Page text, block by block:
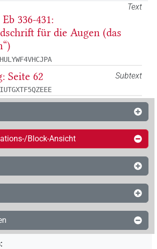
Text
336-431:
für die Augen (das
Subtext
Seite 62
Block-Ansicht
: